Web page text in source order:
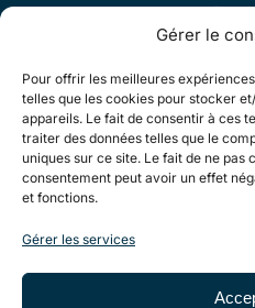
Gérer le
Pour offrir les meilleures
telles que les cookies pour stocker
appareils. Le fait de consentir à ces
traiter des données telles que le
uniques sur ce site. Le fait de ne pas
consentement peut avoir un effet
et fonctions.
Gérer les services
Politique